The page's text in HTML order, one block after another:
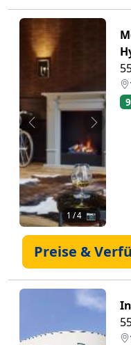
Zurück Weiter
1 / 4 📷
Preise &